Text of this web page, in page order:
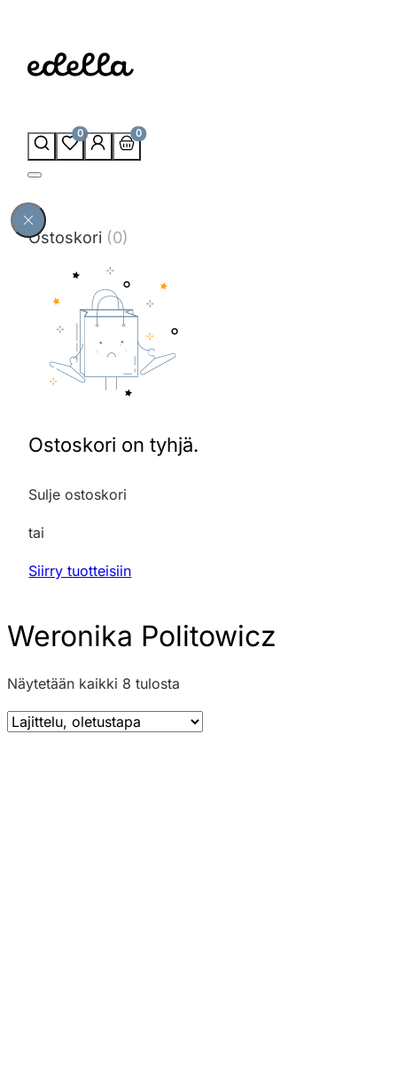
0 0
Ostoskori (0)
Ostoskori on tyhjä.
Sulje ostoskori
tai
Siirry tuotteisiin
Weronika Politowicz
Näytetään kaikki 8 tulosta